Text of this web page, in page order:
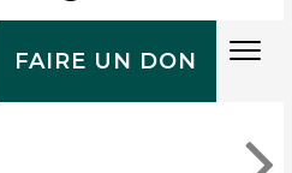
FAIRE UN DON